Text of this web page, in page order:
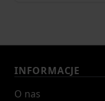
INFORMACJE
O nas